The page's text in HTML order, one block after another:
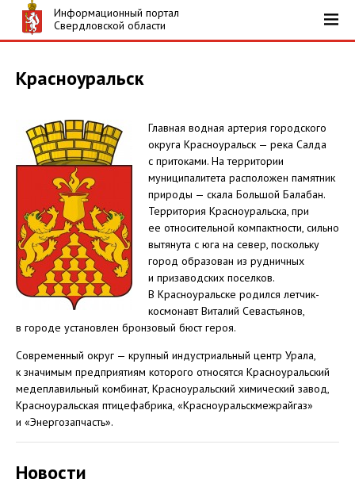
Информационный портал
Свердловской области
Красноуральск
Главная водная артерия городского
округа Красноуральск — река Салда
с притоками. На территории
муниципалитета расположен памятник
природы — скала Большой Балабан.
Территория Красноуральска, при
ее относительной компактности, сильно
вытянута с юга на север, поскольку
город образован из рудничных
и призаводских поселков.
В Красноуральске родился летчик-
космонавт Виталий Севастьянов,
в городе установлен бронзовый бюст героя.
Современный округ — крупный индустриальный центр Урала,
к значимым предприятиям которого относятся Красноуральский
медеплавильный комбинат, Красноуральский химический завод,
Красноуральская птицефабрика, «Красноуральскмежрайгаз»
и «Энергозапчасть».
Новости